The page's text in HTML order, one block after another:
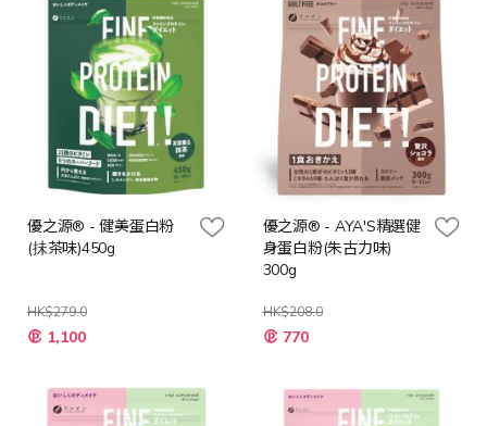
優之源® - 健美蛋白粉
(抺茶味)450g
HK$279.0
特
殊 1,100
優之源® - AYA'S精選健
身蛋白粉(朱古力味)
300g
HK$208.0
特
殊 770